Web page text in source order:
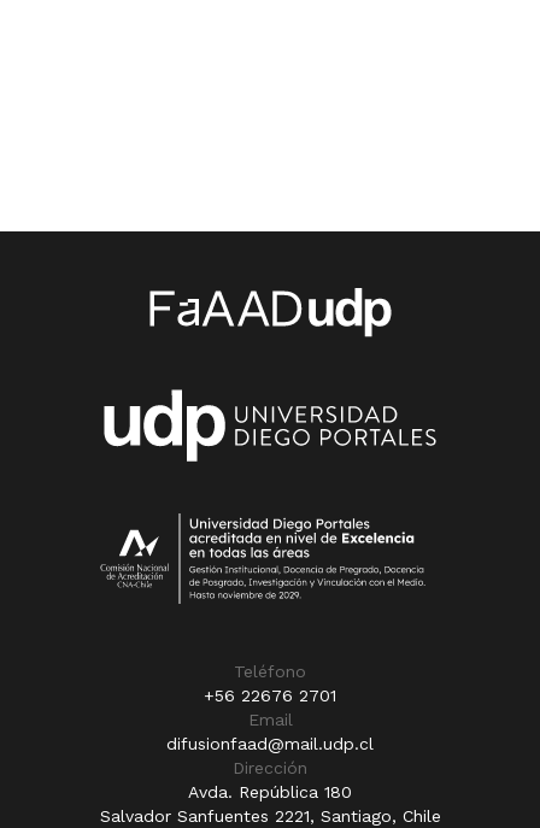
Teléfono
+56 22676 2701
Email
difusionfaad@mail.udp.cl
Dirección
Avda. República 180
Salvador Sanfuentes 2221, Santiago, Chile